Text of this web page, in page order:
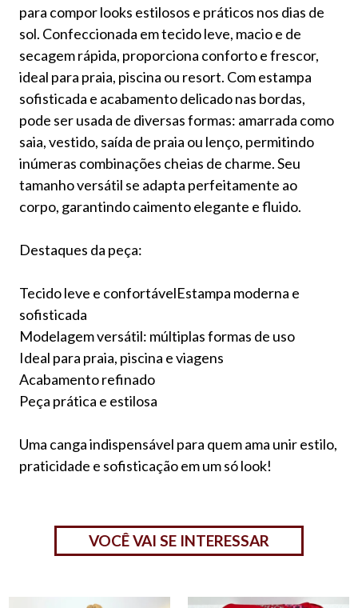
para compor looks estilosos e práticos nos dias de
sol. Confeccionada em tecido leve, macio e de
secagem rápida, proporciona conforto e frescor,
ideal para praia, piscina ou resort. Com estampa
sofisticada e acabamento delicado nas bordas,
pode ser usada de diversas formas: amarrada como
saia, vestido, saída de praia ou lenço, permitindo
inúmeras combinações cheias de charme. Seu
tamanho versátil se adapta perfeitamente ao
corpo, garantindo caimento elegante e fluido.
Destaques da peça:
Tecido leve e confortávelEstampa moderna e
sofisticada
Modelagem versátil: múltiplas formas de uso
Ideal para praia, piscina e viagens
Acabamento refinado
Peça prática e estilosa
Uma canga indispensável para quem ama unir estilo,
praticidade e sofisticação em um só look!
VOCÊ VAI SE INTERESSAR